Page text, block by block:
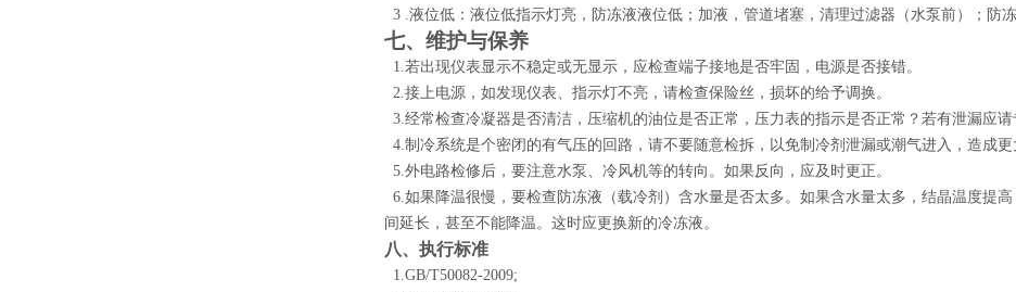
3 .液位低：液位低指示灯亮，防冻液液位低；加液，管道堵塞，清理过滤器（水泵前）；防
七、维护与保养
1.若出现仪表显示不稳定或无显示，应检查端子接地是否牢固，电源是否接错。
2.接上电源，如发现仪表、指示灯不亮，请检查保险丝，损坏的给予调换。
3.经常检查冷凝器是否清洁，压缩机的油位是否正常，压力表的指示是否正常？若有泄漏应请
4.制冷系统是个密闭的有气压的回路，请不要随意检拆，以免制冷剂泄漏或潮气进入，造成更
5.外电路检修后，要注意水泵、冷风机等的转向。如果反向，应及时更正。
6.如果降温很慢，要检查防冻液（载冷剂）含水量是否太多。如果含水量太多，结晶温度提
间延长，甚至不能降温。这时应更换新的冷冻液。
八、执行标准
1.GB/T50082-2009;